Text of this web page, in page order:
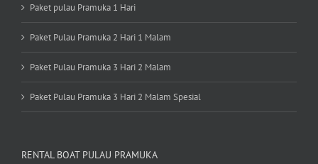
Paket pulau Pramuka 1 Hari
Paket Pulau Pramuka 2 Hari 1 Malam
Paket Pulau Pramuka 3 Hari 2 Malam
Paket Pulau Pramuka 3 Hari 2 Malam Spesial
RENTAL BOAT PULAU PRAMUKA